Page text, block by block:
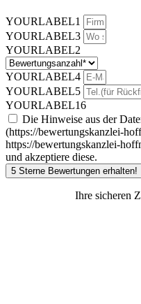
YOURLABEL1
YOURLABEL3
YOURLABEL2
YOURLABEL4
YOURLABEL5
YOURLABEL16
Die Hinweise aus der
(https://bewertungskanzlei-
https://bewertungskanzlei-
und akzeptiere diese.
5 Sterne Bewertungen erhalten!
Ihre sicheren